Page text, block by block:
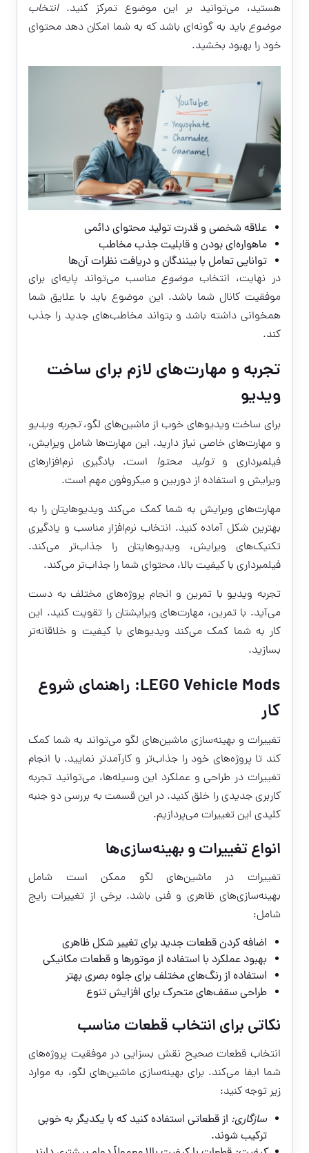
هستید، می‌توانید بر این موضوع تمرکز کنید.انتخاب
موضوع باید به گونه‌ای باشد که به شما امکان دهد محتوای
خود را بهبود بخشید.
علاقه شخصی و قدرت تولید محتوای دائمی
ماهواره‌ای بودن و قابلیت جذب مخاطب
توانایی تعامل با بینندگان و دریافت نظرات آن‌ها
در نهایت، انتخاب موضوعمناسب می‌تواند پایه‌ای برای
موفقیت کانال شما باشد. این موضوع باید با علایق شما
همخوانی داشته باشد و بتواند مخاطب‌های جدید را جذب
کند.
تجربه و مهارت‌های لازم برای ساخت
ویدیو
برای ساخت ویدیوهای خوب از ماشین‌های لگو،تجربه ویدیو
و مهارت‌های خاصی نیاز دارید. این مهارت‌ها شامل ویرایش،
فیلمبرداری وتولید محتوا است. یادگیری نرم‌افزارهای
ویرایش و استفاده از دوربین و میکروفون مهم است.
مهارت‌های ویرایش به شما کمک می‌کند ویدیوهایتان را به
بهترین شکل آماده کنید. انتخاب نرم‌افزار مناسب و یادگیری
تکنیک‌های ویرایش، ویدیوهایتان را جذاب‌تر می‌کند.
فیلمبرداری با کیفیت بالا، محتوای شما را جذاب‌تر می‌کند.
تجربه ویدیو با تمرین و انجام پروژه‌های مختلف به دست
می‌آید. با تمرین، مهارت‌های ویرایشتان را تقویت کنید. این
کار به شما کمک می‌کند ویدیوهای با کیفیت و خلاقانه‌تر
بسازید.
LEGO Vehicle Mods: راهنمای شروع
کار
تغییرات و بهینه‌سازی ماشین‌های لگو می‌تواند به شما کمک
کند تا پروژه‌های خود را جذاب‌تر و کارآمدتر نمایید. با انجام
تغییرات در طراحی و عملکرد این وسیله‌ها، می‌توانید تجربه
کاربری جدیدی را خلق کنید. در این قسمت به بررسی دو جنبه
کلیدی این تغییرات می‌پردازیم.
انواع تغییرات و بهینه‌سازی‌ها
تغییرات در ماشین‌های لگو ممکن است شامل
بهینه‌سازی‌های ظاهری و فنی باشد. برخی از تغییرات رایج
شامل:
اضافه کردن قطعات جدید برای تغییر شکل ظاهری
بهبود عملکرد با استفاده از موتورها و قطعات مکانیکی
استفاده از رنگ‌های مختلف برای جلوه بصری بهتر
طراحی سقف‌های متحرک برای افزایش تنوع
نکاتی برای انتخاب قطعات مناسب
انتخاب قطعات صحیح نقش بسزایی در موفقیت پروژه‌های
شما ایفا می‌کند. برای بهینه‌سازی ماشین‌های لگو، به موارد
زیر توجه کنید:
سازگاری: از قطعاتی استفاده کنید که با یکدیگر به خوبی
ترکیب شوند.